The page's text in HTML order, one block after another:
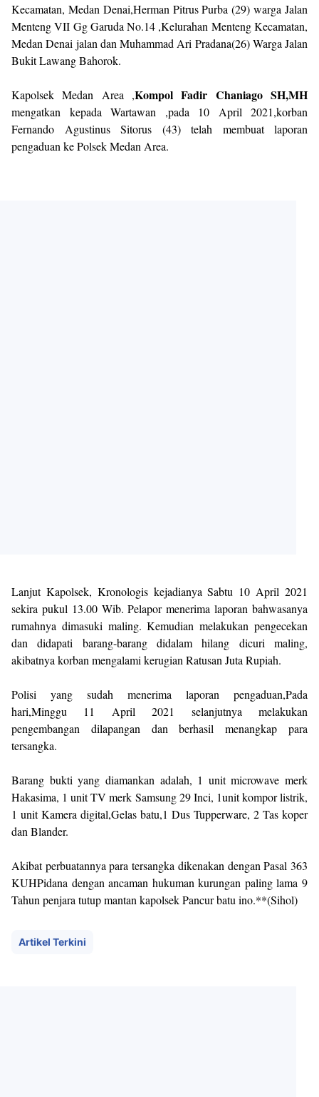
Kecamatan, Medan Denai,Herman Pitrus Purba (29) warga Jalan
Menteng VII Gg Garuda No.14 ,Kelurahan Menteng Kecamatan,
Medan Denai jalan dan Muhammad Ari Pradana(26) Warga Jalan
Bukit Lawang Bahorok.
Kapolsek Medan Area ,Kompol Fadir Chaniago SH,MH
mengatkan kepada Wartawan ,pada 10 April 2021,korban
Fernando Agustinus Sitorus (43) telah membuat laporan
pengaduan ke Polsek Medan Area.
Lanjut Kapolsek, Kronologis kejadianya Sabtu 10 April 2021
sekira pukul 13.00 Wib. Pelapor menerima laporan bahwasanya
rumahnya dimasuki maling. Kemudian melakukan pengecekan
dan didapati barang-barang didalam hilang dicuri maling,
akibatnya korban mengalami kerugian Ratusan Juta Rupiah.
Polisi yang sudah menerima laporan pengaduan,Pada
hari,Minggu 11 April 2021 selanjutnya melakukan
pengembangan dilapangan dan berhasil menangkap para
tersangka.
Barang bukti yang diamankan adalah, 1 unit microwave merk
Hakasima, 1 unit TV merk Samsung 29 Inci, 1unit kompor listrik,
1 unit Kamera digital,Gelas batu,1 Dus Tupperware, 2 Tas koper
dan Blander.
Akibat perbuatannya para tersangka dikenakan dengan Pasal 363
KUHPidana dengan ancaman hukuman kurungan paling lama 9
Tahun penjara tutup mantan kapolsek Pancur batu ino.**(Sihol)
Artikel Terkini